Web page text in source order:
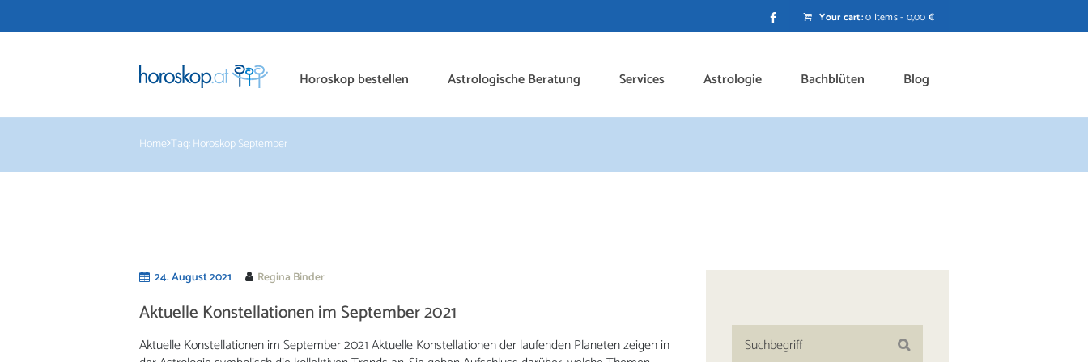
Your cart:0 Items- 0,00 €
Horoskop bestellen Astrologische Beratung Services Astrologie Bachblüten Blog
Home Tag: Horoskop September
24. August 2021 Regina Binder
Aktuelle Konstellationen im September 2021
Aktuelle Konstellationen im September 2021 Aktuelle Konstellationen der laufenden Planeten zeigen in